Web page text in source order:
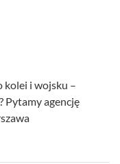
kolei i wojsku –
Pytamy agencję